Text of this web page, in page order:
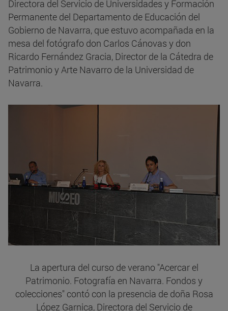
Directora del Servicio de Universidades y Formación
Permanente del Departamento de Educación del
Gobierno de Navarra, que estuvo acompañada en la
mesa del fotógrafo don Carlos Cánovas y don
Ricardo Fernández Gracia, Director de la Cátedra de
Patrimonio y Arte Navarro de la Universidad de
Navarra.
La apertura del curso de verano "Acercar el
Patrimonio. Fotografía en Navarra. Fondos y
colecciones" contó con la presencia de doña Rosa
López Garnica, Directora del Servicio de